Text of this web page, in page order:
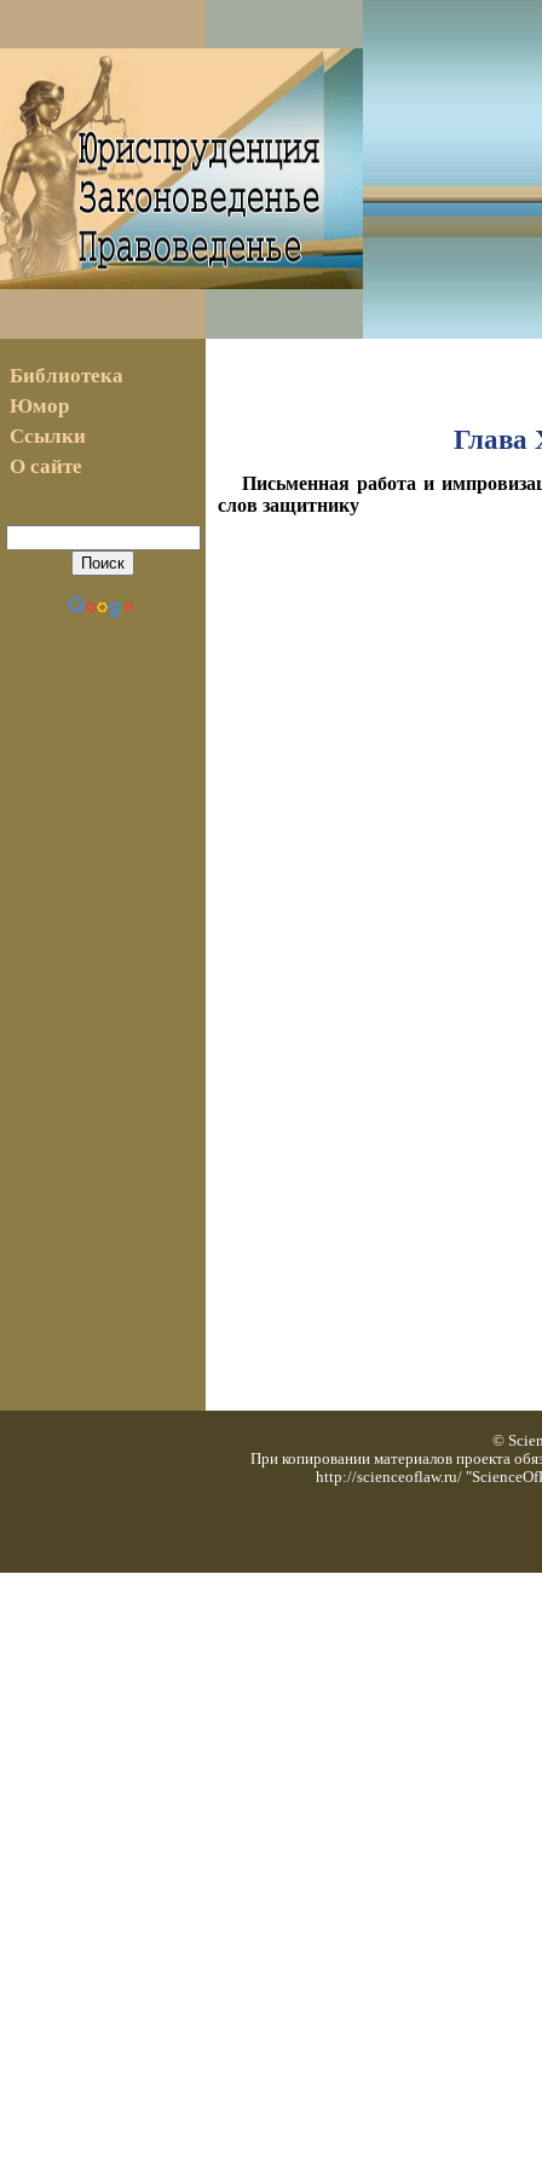
Библиотека
Юмор
Ссылки
О сайте
Глава
Письменная работа и
слов защитнику
©
При копировании материалов проекта
http://scienceoflaw.ru/